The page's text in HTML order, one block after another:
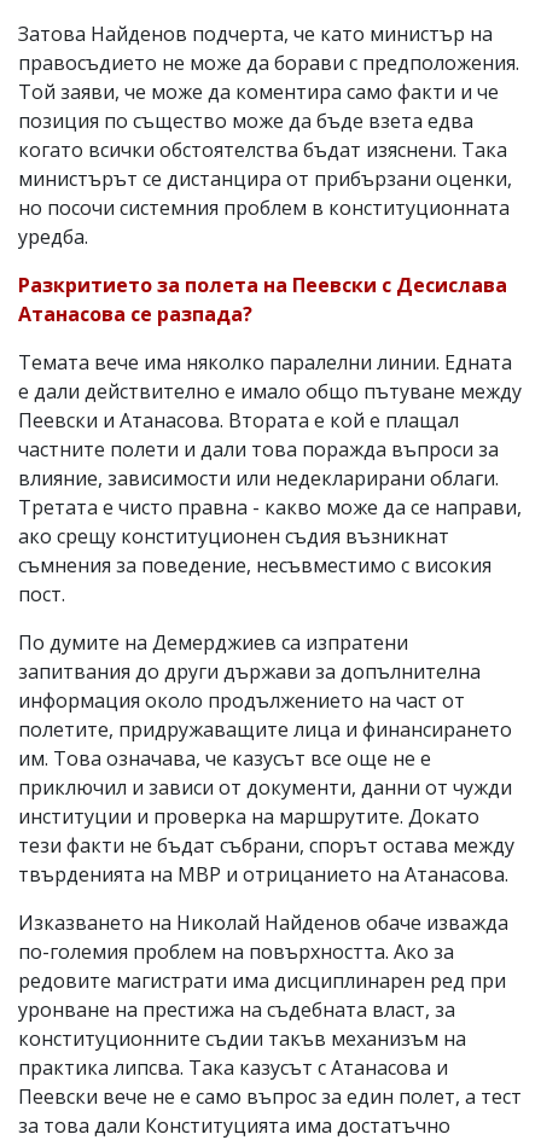
Затова Найденов подчерта, че като министър на
правосъдието не може да борави с предположения.
Той заяви, че може да коментира само факти и че
позиция по същество може да бъде взета едва
когато всички обстоятелства бъдат изяснени. Така
министърът се дистанцира от прибързани оценки,
но посочи системния проблем в конституционната
уредба.
Разкритието за полета на Пеевски с Десислава
Атанасова се разпада?
Темата вече има няколко паралелни линии. Едната
е дали действително е имало общо пътуване между
Пеевски и Атанасова. Втората е кой е плащал
частните полети и дали това поражда въпроси за
влияние, зависимости или недекларирани облаги.
Третата е чисто правна - какво може да се направи,
ако срещу конституционен съдия възникнат
съмнения за поведение, несъвместимо с високия
пост.
По думите на Демерджиев са изпратени
запитвания до други държави за допълнителна
информация около продължението на част от
полетите, придружаващите лица и финансирането
им. Това означава, че казусът все още не е
приключил и зависи от документи, данни от чужди
институции и проверка на маршрутите. Докато
тези факти не бъдат събрани, спорът остава между
твърденията на МВР и отрицанието на Атанасова.
Изказването на Николай Найденов обаче изважда
по-големия проблем на повърхността. Ако за
редовите магистрати има дисциплинарен ред при
уронване на престижа на съдебната власт, за
конституционните съдии такъв механизъм на
практика липсва. Така казусът с Атанасова и
Пеевски вече не е само въпрос за един полет, а тест
за това дали Конституцията има достатъчно